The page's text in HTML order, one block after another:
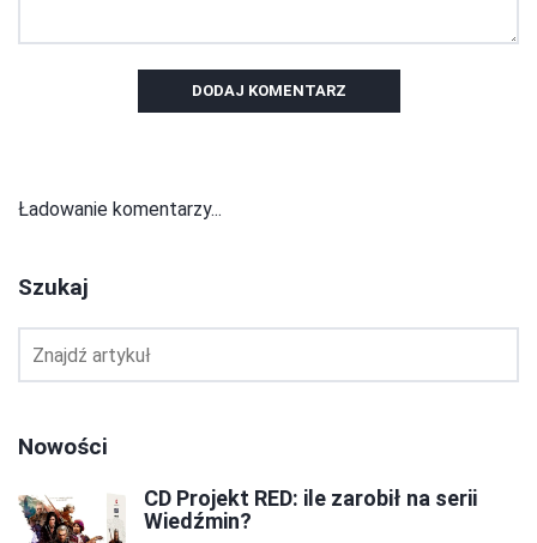
DODAJ KOMENTARZ
Ładowanie komentarzy...
Szukaj
Nowości
CD Projekt RED: ile zarobił na serii
Wiedźmin?